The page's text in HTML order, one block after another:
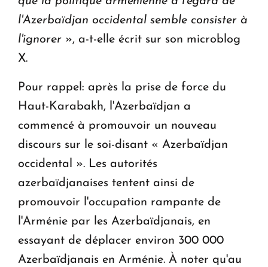
l'Azerbaïdjan occidental semble consister à
l'ignorer », a-t-elle écrit sur son microblog
X.
Pour rappel: après la prise de force du
Haut-Karabakh, l'Azerbaïdjan a
commencé à promouvoir un nouveau
discours sur le soi-disant « Azerbaïdjan
occidental ». Les autorités
azerbaïdjanaises tentent ainsi de
promouvoir l'occupation rampante de
l'Arménie par les Azerbaïdjanais, en
essayant de déplacer environ 300 000
Azerbaïdjanais en Arménie. À noter qu'au